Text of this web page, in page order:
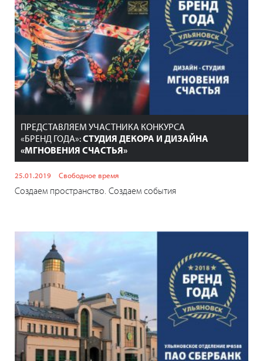
ПРЕДСТАВЛЯЕМ УЧАСТНИКА КОНКУРСА
«БРЕНД ГОДА»:СТУДИЯ ДЕКОРА И ДИЗАЙНА
«МГНОВЕНИЯ СЧАСТЬЯ»
25.01.2019 Свободное время
Создаем пространство. Создаем события